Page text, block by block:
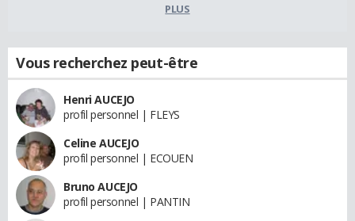
PLUS
Vous recherchez peut-être
Henri AUCEJO
profil personnel | FLEYS
Celine AUCEJO
profil personnel | ECOUEN
Bruno AUCEJO
profil personnel | PANTIN